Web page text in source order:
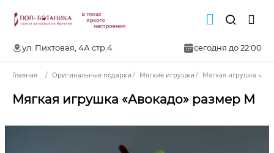
ул. Пихтовая, 4А стр.4 сегодня до 22:00
Главная Оригинальные подарки Мягкие игрушки Мягкая игрушка
Мягкая игрушка «Авокадо» размер М